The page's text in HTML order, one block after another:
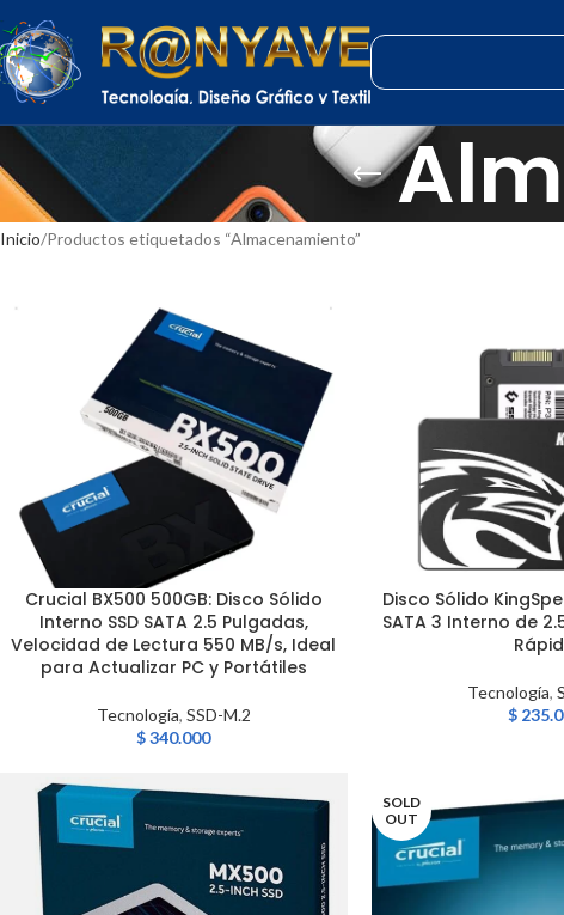
Inicio Productos etiquetados “Almacenamiento”
AÑADIR AL CARRITO
Crucial BX500 500GB: Disco Sólido
Interno SSD SATA 2.5 Pulgadas,
Velocidad de Lectura 550 MB/s, Ideal
para Actualizar PC y Portátiles
Tecnología, SSD-M.2
$340.000
AÑADIR AL CARRITO
Disco Sólido
SATA 3 Interno de
Tecnología,
$
SOLD
OUT